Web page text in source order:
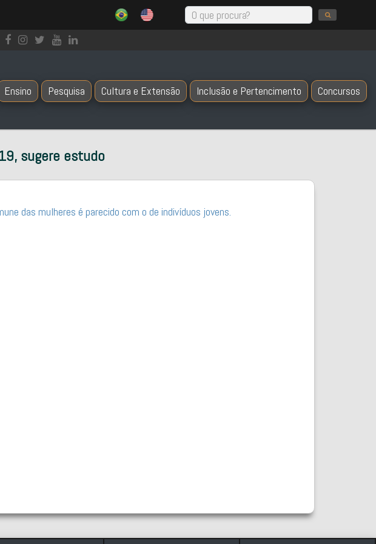
Ensino Pesquisa Cultura e Extensão Inclusão e Pertencimento Concursos
sugere estudo
das mulheres é parecido com o de indivíduos jovens.